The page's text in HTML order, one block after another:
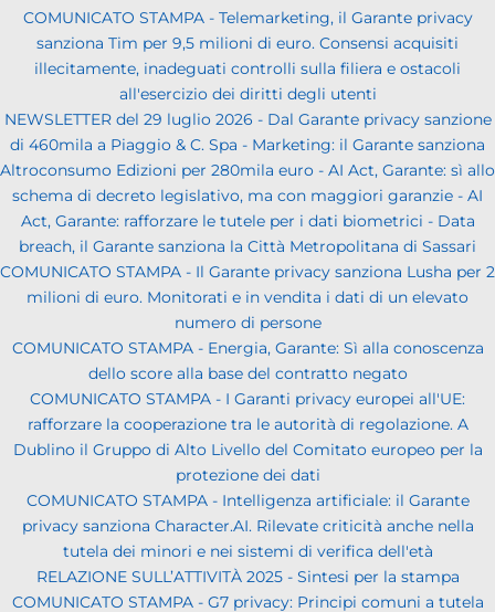
COMUNICATO STAMPA - Telemarketing, il Garante privacy
sanziona Tim per 9,5 milioni di euro. Consensi acquisiti
illecitamente, inadeguati controlli sulla filiera e ostacoli
all'esercizio dei diritti degli utenti
NEWSLETTER del 29 luglio 2026 - Dal Garante privacy sanzione
di 460mila a Piaggio & C. Spa - Marketing: il Garante sanziona
Altroconsumo Edizioni per 280mila euro - AI Act, Garante: sì allo
schema di decreto legislativo, ma con maggiori garanzie - AI
Act, Garante: rafforzare le tutele per i dati biometrici - Data
breach, il Garante sanziona la Città Metropolitana di Sassari
COMUNICATO STAMPA - Il Garante privacy sanziona Lusha per 2
milioni di euro. Monitorati e in vendita i dati di un elevato
numero di persone
COMUNICATO STAMPA - Energia, Garante: Sì alla conoscenza
dello score alla base del contratto negato
COMUNICATO STAMPA - I Garanti privacy europei all'UE:
rafforzare la cooperazione tra le autorità di regolazione. A
Dublino il Gruppo di Alto Livello del Comitato europeo per la
protezione dei dati
COMUNICATO STAMPA - Intelligenza artificiale: il Garante
privacy sanziona Character.AI. Rilevate criticità anche nella
tutela dei minori e nei sistemi di verifica dell'età
RELAZIONE SULL’ATTIVITÀ 2025 - Sintesi per la stampa
COMUNICATO STAMPA - G7 privacy: Principi comuni a tutela